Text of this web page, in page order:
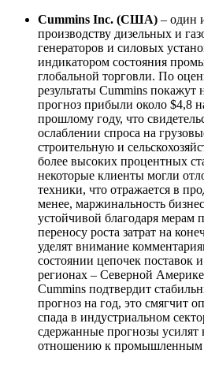
Cummins Inc. (США) – один
производству дизельных и
генераторов и силовых
индикатором состояния
глобальной торговли. По
результаты Cummins
прогноз прибыли около $4,8
прошлому году, что
ослаблении спроса на
строительную и
более высоких процентных
некоторые клиенты могли
техники, что отражается в
менее, маржинальность
устойчивой благодаря мерам
переносу роста затрат на
уделят внимание
состоянии цепочек поставок
регионах – Северной
Cummins подтвердит
прогноз на год, это смягчит
спада в индустриальном
сдержанные прогнозы усилят
отношению к промышленным